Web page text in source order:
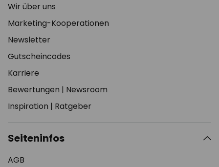
Wir über uns
Marketing-Kooperationen
Newsletter
Gutscheincodes
Karriere
Bewertungen | Newsroom
Inspiration | Ratgeber
Seiteninfos
AGB